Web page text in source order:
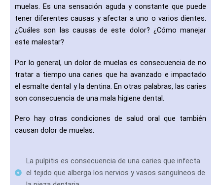
muelas. Es una sensación aguda y constante que puede
tener diferentes causas y afectar a uno o varios dientes.
¿Cuáles son las causas de este dolor? ¿Cómo manejar
este malestar?
Por lo general, un dolor de muelas es consecuencia de no
tratar a tiempo una caries que ha avanzado e impactado
el esmalte dental y la dentina. En otras palabras, las caries
son consecuencia de una mala higiene dental.
Pero hay otras condiciones de salud oral que también
causan dolor de muelas:
La pulpitis es consecuencia de una caries que infecta
el tejido que alberga los nervios y vasos sanguíneos de